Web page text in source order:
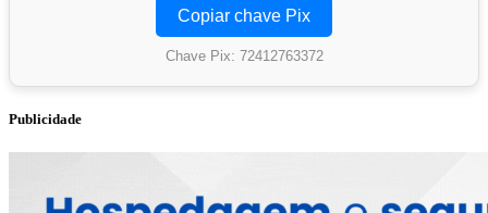
Copiar chave Pix
Chave Pix: 72412763372
Publicidade